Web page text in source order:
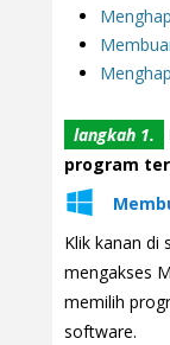
langkah 1.
program
Klik kanan di
mengakses
memilih
software.